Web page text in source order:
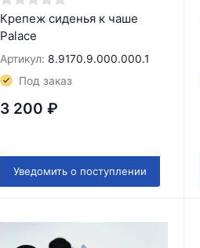
Крепеж сиденья к чаше
Palace
Артикул: 8.9170.9.000.000.1
Под заказ
3 200 ₽
Уведомить о поступлении